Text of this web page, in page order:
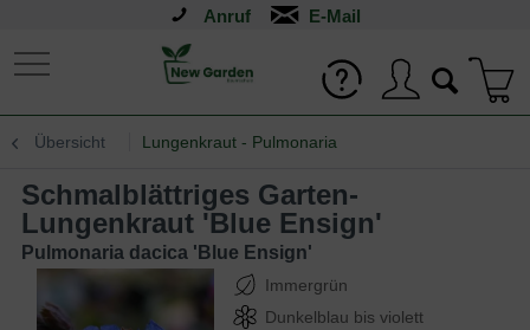
Anruf
Übersicht Lungenkraut - Pulmonaria
Schmalblättriges Garten-
Lungenkraut 'Blue Ensign'
Pulmonaria dacica 'Blue Ensign'
Immergrün
Dunkelblau bis violett